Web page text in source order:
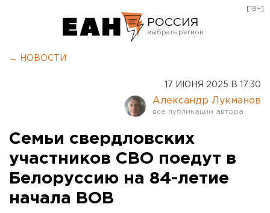
РОССИЯ
Оренбург
[18+]
← НОВОСТИ
17 ИЮНЯ 2025 В 17:30
Александр Лукманов
Семьи свердловских
участников СВО поедут в
Белоруссию на 84-летие
начала ВОВ